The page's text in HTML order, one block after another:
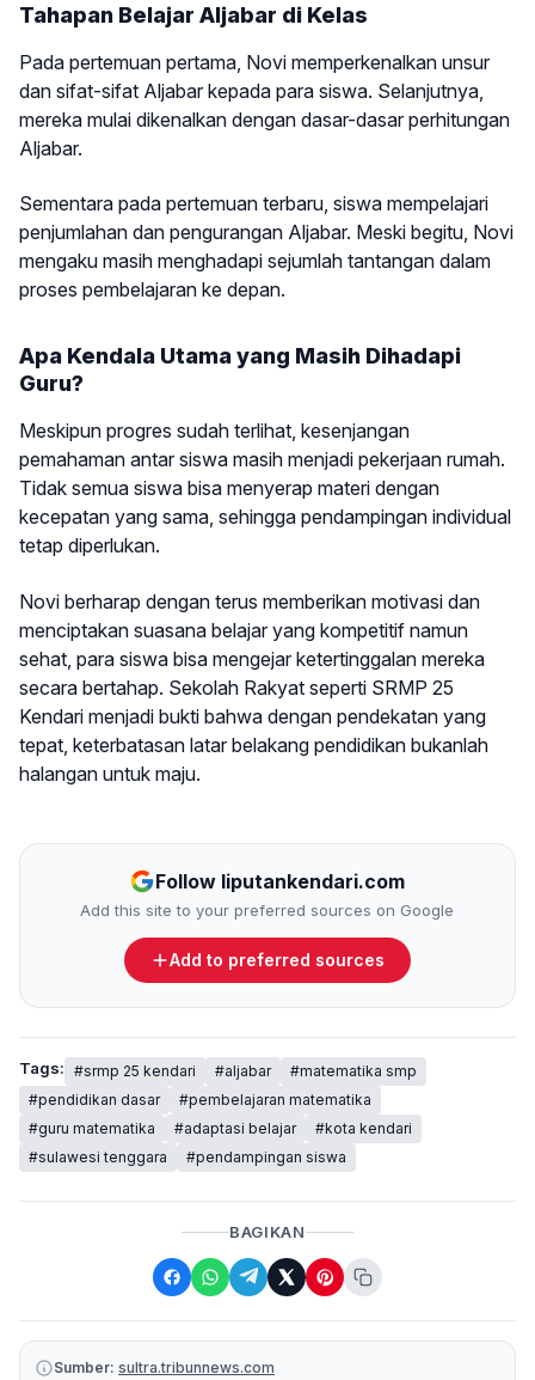
Tahapan Belajar Aljabar di Kelas
Pada pertemuan pertama, Novi memperkenalkan unsur
dan sifat-sifat Aljabar kepada para siswa. Selanjutnya,
mereka mulai dikenalkan dengan dasar-dasar perhitungan
Aljabar.
Sementara pada pertemuan terbaru, siswa mempelajari
penjumlahan dan pengurangan Aljabar. Meski begitu, Novi
mengaku masih menghadapi sejumlah tantangan dalam
proses pembelajaran ke depan.
Apa Kendala Utama yang Masih Dihadapi
Guru?
Meskipun progres sudah terlihat, kesenjangan
pemahaman antar siswa masih menjadi pekerjaan rumah.
Tidak semua siswa bisa menyerap materi dengan
kecepatan yang sama, sehingga pendampingan individual
tetap diperlukan.
Novi berharap dengan terus memberikan motivasi dan
menciptakan suasana belajar yang kompetitif namun
sehat, para siswa bisa mengejar ketertinggalan mereka
secara bertahap. Sekolah Rakyat seperti SRMP 25
Kendari menjadi bukti bahwa dengan pendekatan yang
tepat, keterbatasan latar belakang pendidikan bukanlah
halangan untuk maju.
Follow liputankendari.com
Add this site to your preferred sources on Google
Add to preferred sources
Tags: #srmp 25 kendari #aljabar
#matematika smp
#pendidikan dasar
#pembelajaran matematika
#guru matematika
#adaptasi belajar
#kota kendari
#sulawesi tenggara
#pendampingan siswa
BAGIKAN
Sumber: sultra.tribunnews.com